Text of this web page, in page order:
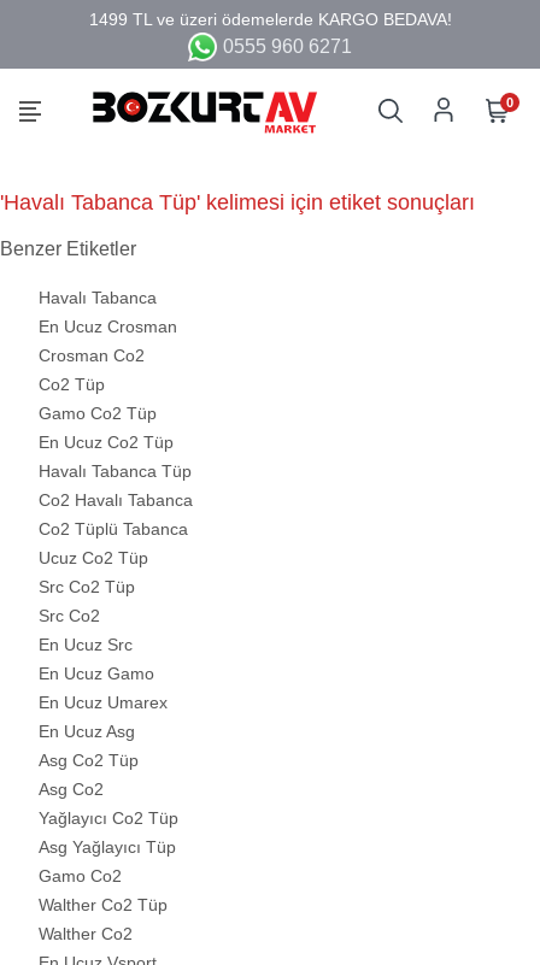
0555 960 6271
0
'Havalı Tabanca Tüp' kelimesi için etiket sonuçları
Benzer Etiketler
Havalı Tabanca
En Ucuz Crosman
Crosman Co2
Co2 Tüp
Gamo Co2 Tüp
En Ucuz Co2 Tüp
Havalı Tabanca Tüp
Co2 Havalı Tabanca
Co2 Tüplü Tabanca
Ucuz Co2 Tüp
Src Co2 Tüp
Src Co2
En Ucuz Src
En Ucuz Gamo
En Ucuz Umarex
En Ucuz Asg
Asg Co2 Tüp
Asg Co2
Yağlayıcı Co2 Tüp
Asg Yağlayıcı Tüp
Gamo Co2
Walther Co2 Tüp
Walther Co2